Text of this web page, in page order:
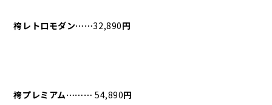
袴レトロモダン⋯⋯32,890円
袴プレミアム⋯⋯⋯ 54,890円